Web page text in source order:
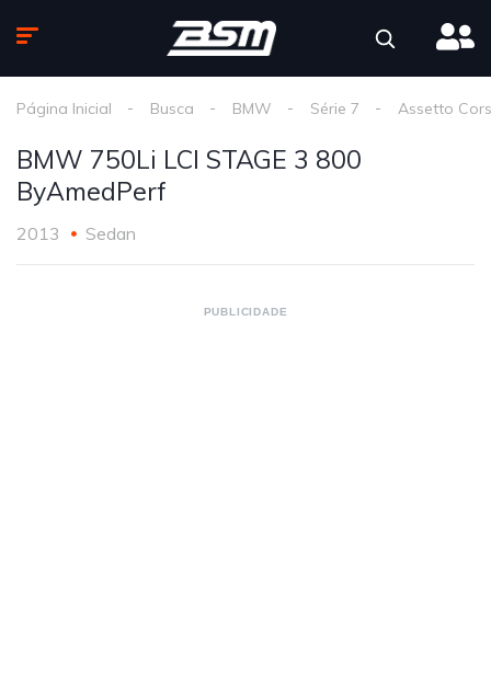
Página Inicial Busca BMW Série 7 Assetto
BMW 750Li LCI STAGE 3 800
ByAmedPerf
2013 Sedan
PUBLICIDADE